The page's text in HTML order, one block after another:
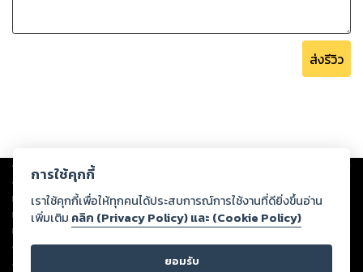
ส่งรีวิว
Copyright © 2026
ต่อผลงานหรือเนื้อหาใดที่อัปโหลดผ่านเว็บไซต์และปรากฏว่าละเมิดสิทธิใน
ทรัพย์สินทางปัญญาของบุคคลอื่นหรือขัดต่อกฎหมายและศีลธรรม ดังนั้น ผู้อ่าน
ทุกท่านโปรดใช้วิจารณญาณในการกลั่นกรองด้วยตนเอง และหากท่านพบว่าส่วน
หนึ่งส่วนใดขัดต่อกฎหมายและศีลธรรม กรุณาแจ้งมายังบริษัท เพื่อทีมงานจะได้
ดำเนินการในทันที ทั้งนี้ ทางสตอรี่ล็อกขอสงวนลิขสิทธิ์ตามพระราชบัญญัติ
ลิขสิทธิ์ พ.ศ. 2537 (ฉบับล่าสุด)
การใช้คุกกี้
เราใช้คุกกี้เพื่อให้ทุกคนได้ประสบการณ์การใช้งานที่ดียิ่งขึ้นอ่าน
เพิ่มเติม คลิก (Privacy Policy) และ (Cookie Policy)
ยอมรับ